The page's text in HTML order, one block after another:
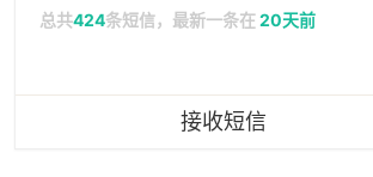
总共424条短信，最新一条在20天前
接收短信